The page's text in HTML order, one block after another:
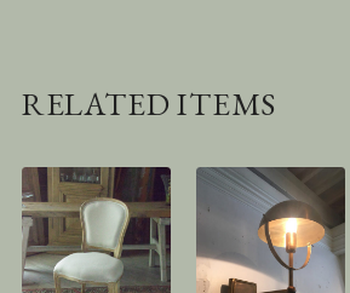
RELATED ITEMS